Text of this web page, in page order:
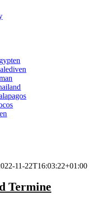
11-22T16:03:22+01:00
Termine